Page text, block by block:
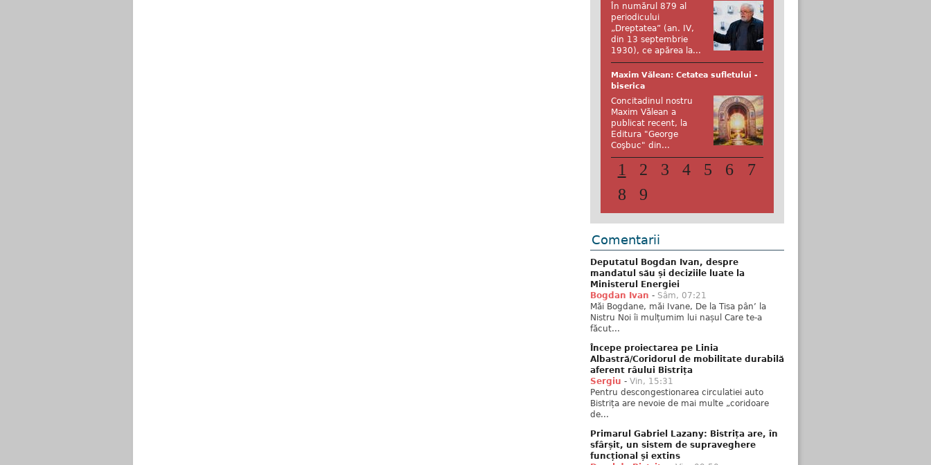
În numărul 879 al
periodicului
„Dreptatea” (an. IV,
din 13 septembrie
1930), ce apărea la...
Maxim Vălean: Cetatea sufletului -
biserica
Concitadinul nostru
Maxim Vălean a
publicat recent, la
Editura "George
Coşbuc" din...
1 2 3 4 5 6
7
8
9
Comentarii
Deputatul Bogdan Ivan, despre
mandatul său și deciziile luate la
Ministerul Energiei
Bogdan Ivan - Sâm, 07:21
Măi Bogdane, măi Ivane, De la Tisa pân’ la
Nistru Noi îi mulțumim lui nașul Care te-a
făcut...
Începe proiectarea pe Linia
Albastră/Coridorul de mobilitate durabilă
aferent râului Bistrița
Sergiu - Vin, 15:31
Pentru descongestionarea circulatiei auto
Bistrița are nevoie de mai multe „coridoare
de...
Primarul Gabriel Lazany: Bistrița are, în
sfârșit, un sistem de supraveghere
funcțional și extins